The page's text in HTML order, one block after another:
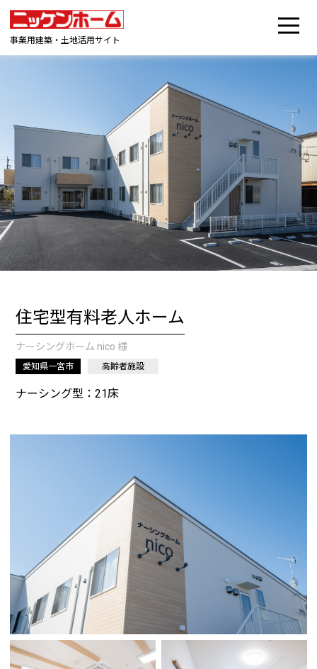
事業用建築・土地活用サイト
住宅型有料老人ホーム
ナーシングホーム nico 様
愛知県一宮市 高齢者施設
ナーシング型：21床